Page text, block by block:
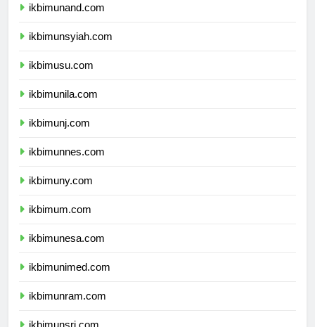
ikbimunand.com
ikbimunsyiah.com
ikbimusu.com
ikbimunila.com
ikbimunj.com
ikbimunnes.com
ikbimuny.com
ikbimum.com
ikbimunesa.com
ikbimunimed.com
ikbimunram.com
ikbimunsri.com